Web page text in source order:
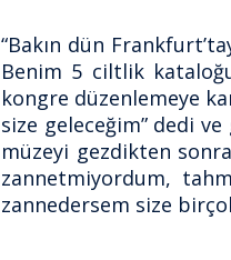
“Bakın dün
Benim 5 ciltlik
kongre düzenlemeye
size geleceğim” dedi
müzeyi gezdikten
zannetmiyordum,
zannedersem size